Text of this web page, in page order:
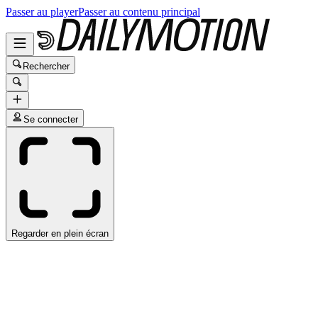
Passer au playerPasser au contenu principal
Rechercher
Se connecter
Regarder en plein écran